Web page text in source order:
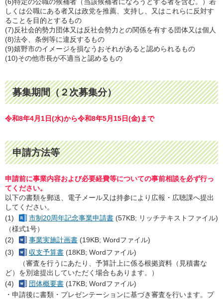
しくは公職にある者又は政党を推薦、支持し、又はこれらに反対す
ることを目的とするもの
(7)反社会的勢力団体又は反社会勢力との関係を有する団体又は個人
(8)法令、条例等に違反するもの
(9)嬉野市のイメージを損なうおそれがあると認められるもの
(10)その他市長が不適当と認めるもの
募集期間（２次募集分）
令和8年4月1日(水)から令和8年5月15日(金)まで
申請方法等
申請前に事業内容および必要経費等についての事前相談を必ず行っ
てください。
以下の書類を郵送、電子メール又は持参により広報・広聴課へ提出
してください。
(1)
市制20周年記念事業申請書 (57KB; リッチテキストファイル)
（様式1号）
(2)
事業実施計画書 (19KB; Wordファイル)
(3)
収支予算書 (18KB; Wordファイル)
（審査を行うにあたり、予算計上に係る根拠資料（見積書な
ど）を別途提出していただく場合もあります。）
(4)
団体概要書 (17KB; Wordファイル)
・申請後に書類・プレゼンテーションに基づき審査を行います。プ